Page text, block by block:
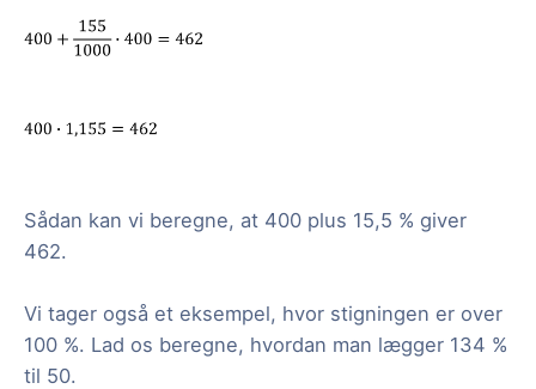
Sådan kan vi beregne, at 400 plus 15,5 % giver
462.
Vi tager også et eksempel, hvor stigningen er over
100 %. Lad os beregne, hvordan man lægger 134 %
til 50.